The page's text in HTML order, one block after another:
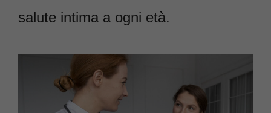
salute intima a ogni età.